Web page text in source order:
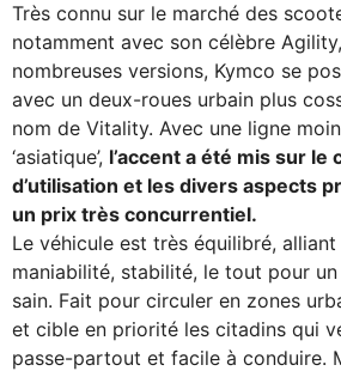
Très connu sur le marché des
notamment avec son célèbre
nombreuses versions, Kymco se
avec un deux-roues urbain plus
nom de Vitality. Avec une ligne
‘asiatique’, l’accent a été mis sur le
d’utilisation et les divers aspects
un prix très concurrentiel.
Le véhicule est très équilibré,
maniabilité, stabilité, le tout pour
sain. Fait pour circuler en zones
et cible en priorité les citadins qui
passe-partout et facile à conduire.